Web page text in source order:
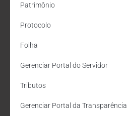
Patrimônio
Protocolo
Folha
Gerenciar Portal do Servidor
Tributos
Gerenciar Portal da Transparência